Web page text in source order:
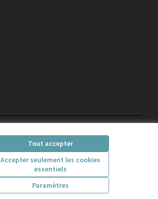
Tout accepter
Accepter seulement les cookies
essentiels
Paramètres
(Lien externe)
(Lien externe)(Lien externe)(Lien externe)
Licence Creative
(Lien externe)